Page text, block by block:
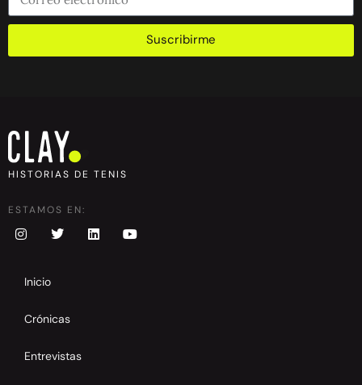
Suscribirme
HISTORIAS DE TENIS
ESTAMOS EN:
Inicio
Crónicas
Entrevistas